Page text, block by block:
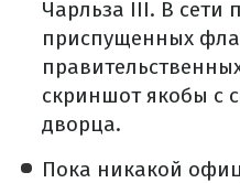
Чарльза III. В сети
приспущенных
скриншот якобы с
дворца.
Пока никакой